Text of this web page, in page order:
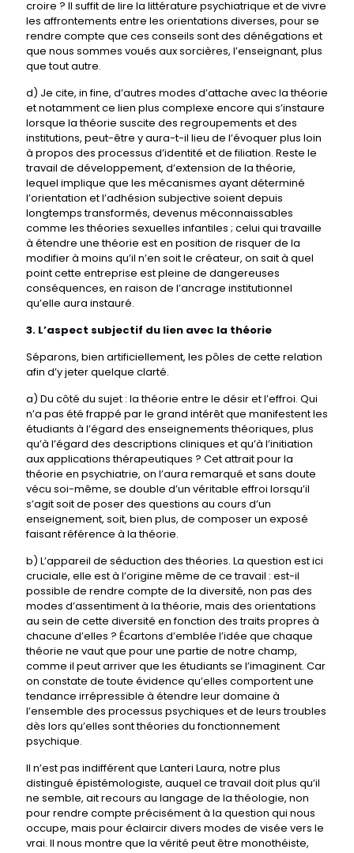
croire ? Il suffit de lire la littérature psychiatrique et de vivre
les affrontements entre les orientations diverses, pour se
rendre compte que ces conseils sont des dénégations et
que nous sommes voués aux sorcières, l’enseignant, plus
que tout autre.
d) Je cite, in fine, d’autres modes d’attache avec la théorie
et notamment ce lien plus complexe encore qui s’instaure
lorsque la théorie suscite des regroupements et des
institutions, peut-être y aura-t-il lieu de l’évoquer plus loin
à propos des processus d’identité et de filiation. Reste le
travail de développement, d’extension de la théorie,
lequel implique que les mécanismes ayant déterminé
l’orientation et l’adhésion subjective soient depuis
longtemps transformés, devenus méconnaissables
comme les théories sexuelles infantiles ; celui qui travaille
à étendre une théorie est en position de risquer de la
modifier à moins qu’il n’en soit le créateur, on sait à quel
point cette entreprise est pleine de dangereuses
conséquences, en raison de l’ancrage institutionnel
qu’elle aura instauré.
3. L’aspect subjectif du lien avec la théorie
Séparons, bien artificiellement, les pôles de cette relation
afin d’y jeter quelque clarté.
a) Du côté du sujet : la théorie entre le désir et l’effroi. Qui
n’a pas été frappé par le grand intérêt que manifestent les
étudiants à l’égard des enseignements théoriques, plus
qu’à l’égard des descriptions cliniques et qu’à l’initiation
aux applications thérapeutiques ? Cet attrait pour la
théorie en psychiatrie, on l’aura remarqué et sans doute
vécu soi-même, se double d’un véritable effroi lorsqu’il
s’agit soit de poser des questions au cours d’un
enseignement, soit, bien plus, de composer un exposé
faisant référence à la théorie.
b) L’appareil de séduction des théories. La question est ici
cruciale, elle est à l’origine même de ce travail : est-il
possible de rendre compte de la diversité, non pas des
modes d’assentiment à la théorie, mais des orientations
au sein de cette diversité en fonction des traits propres à
chacune d’elles ? Écartons d’emblée l’idée que chaque
théorie ne vaut que pour une partie de notre champ,
comme il peut arriver que les étudiants se l’imaginent. Car
on constate de toute évidence qu’elles comportent une
tendance irrépressible à étendre leur domaine à
l’ensemble des processus psychiques et de leurs troubles
dès lors qu’elles sont théories du fonctionnement
psychique.
Il n’est pas indifférent que Lanteri Laura, notre plus
distingué épistémologiste, auquel ce travail doit plus qu’il
ne semble, ait recours au langage de la théologie, non
pour rendre compte précisément à la question qui nous
occupe, mais pour éclaircir divers modes de visée vers le
vrai. Il nous montre que la vérité peut être monothéiste,